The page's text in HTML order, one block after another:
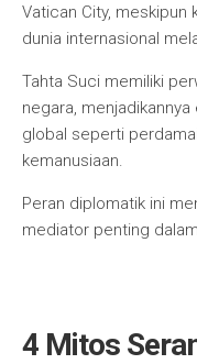
Vatican City, meskipun
dunia internasional
Tahta Suci memiliki
negara,
global seperti
kemanusiaan.
Peran diplomatik ini
mediator penting
4 Mitos